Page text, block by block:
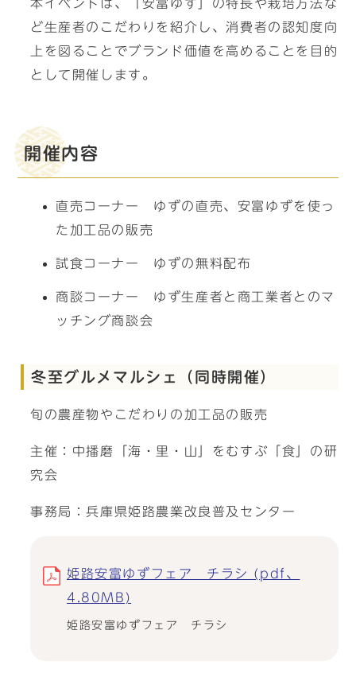
本イベントは、「安富ゆず」の特長や栽培方法な
ど生産者のこだわりを紹介し、消費者の認知度向
上を図ることでブランド価値を高めることを目的
として開催します。
開催内容
直売コーナー ゆずの直売、安富ゆずを使っ
た加工品の販売
試食コーナー ゆずの無料配布
商談コーナー ゆず生産者と商工業者とのマ
ッチング商談会
冬至グルメマルシェ（同時開催）
旬の農産物やこだわりの加工品の販売
主催：中播磨「海・里・山」をむすぶ「食」の研
究会
事務局：兵庫県姫路農業改良普及センター
姫路安富ゆずフェア チラシ (pdf、
4.80MB)
姫路安富ゆずフェア チラシ